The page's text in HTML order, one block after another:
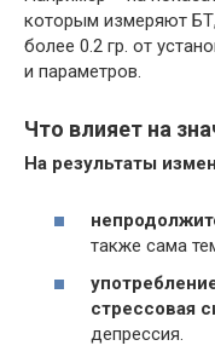
которым измеряют
более 0.2 гр. от
и параметров.
Что влияет на
На результаты
также сама
стрессовая
депрессия.